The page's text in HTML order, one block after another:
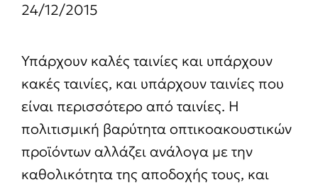
24/12/2015
Υπάρχουν καλές ταινίες και υπάρχουν
κακές ταινίες, και υπάρχουν ταινίες που
είναι περισσότερο από ταινίες. Η
πολιτισμική βαρύτητα οπτικοακουστικών
προϊόντων αλλάζει ανάλογα με την
καθολικότητα της αποδοχής τους, και